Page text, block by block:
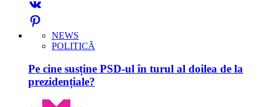
NEWS
POLITICĂ
Pe cine susține PSD-ul în turul al doilea de la
prezidențiale?